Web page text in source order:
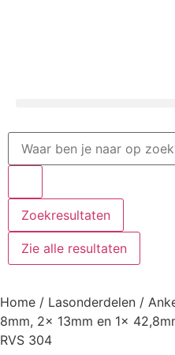
Zoekresultaten
Zie alle resultaten
Home / Lasonderdelen /
8mm, 2x 13mm en 1x
RVS 304